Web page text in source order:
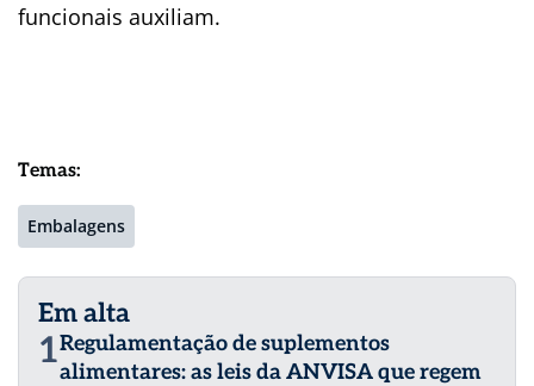
funcionais auxiliam.
Temas:
Embalagens
Em alta
1Regulamentação de suplementos
alimentares: as leis da ANVISA que regem